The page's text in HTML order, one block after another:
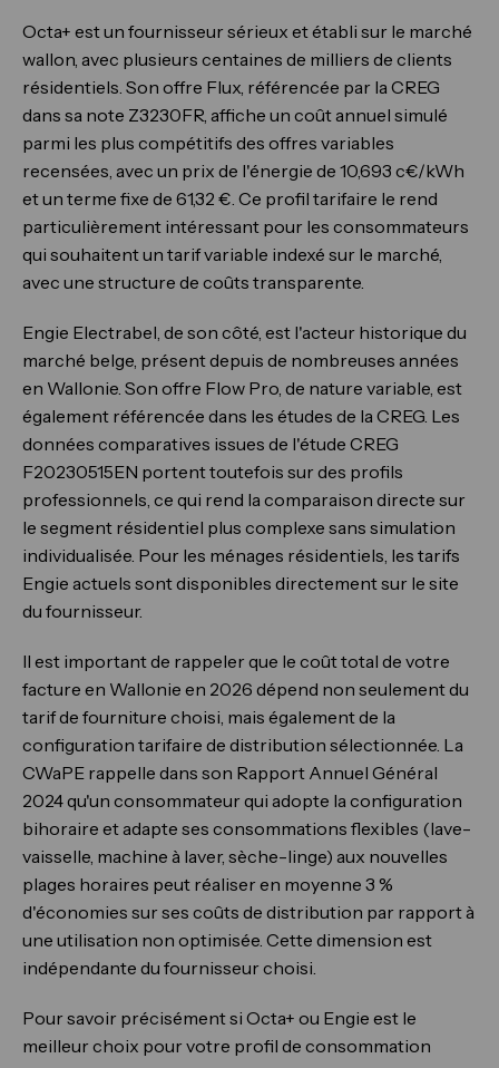
Octa+ est un fournisseur sérieux et établi sur le marché
wallon, avec plusieurs centaines de milliers de clients
résidentiels. Son offre Flux, référencée par la CREG
dans sa note Z3230FR, affiche un coût annuel simulé
parmi les plus compétitifs des offres variables
recensées, avec un prix de l'énergie de 10,693 c€/kWh
et un terme fixe de 61,32 €. Ce profil tarifaire le rend
particulièrement intéressant pour les consommateurs
qui souhaitent un tarif variable indexé sur le marché,
avec une structure de coûts transparente.
Engie Electrabel, de son côté, est l'acteur historique du
marché belge, présent depuis de nombreuses années
en Wallonie. Son offre Flow Pro, de nature variable, est
également référencée dans les études de la CREG. Les
données comparatives issues de l'étude CREG
F20230515EN portent toutefois sur des profils
professionnels, ce qui rend la comparaison directe sur
le segment résidentiel plus complexe sans simulation
individualisée. Pour les ménages résidentiels, les tarifs
Engie actuels sont disponibles directement sur le site
du fournisseur.
Il est important de rappeler que le coût total de votre
facture en Wallonie en 2026 dépend non seulement du
tarif de fourniture choisi, mais également de la
configuration tarifaire de distribution sélectionnée. La
CWaPE rappelle dans son Rapport Annuel Général
2024 qu'un consommateur qui adopte la configuration
bihoraire et adapte ses consommations flexibles (lave-
vaisselle, machine à laver, sèche-linge) aux nouvelles
plages horaires peut réaliser en moyenne 3 %
d'économies sur ses coûts de distribution par rapport à
une utilisation non optimisée. Cette dimension est
indépendante du fournisseur choisi.
Pour savoir précisément si Octa+ ou Engie est le
meilleur choix pour votre profil de consommation